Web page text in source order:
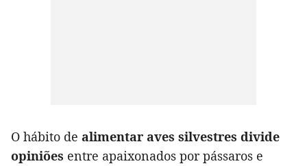
O hábito de alimentar aves silvestres divide
opiniões entre apaixonados por pássaros e